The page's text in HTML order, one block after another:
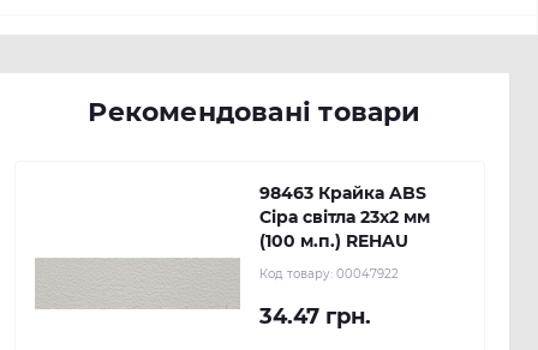
Рекомендовані товари
98463 Крайка ABS
Сіра світла 23х2 мм
(100 м.п.) REHAU
Код товару: 00047922
34.47 грн.